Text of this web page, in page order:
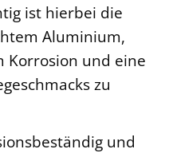
ist hierbei die
Aluminium,
Korrosion und eine
zu
und